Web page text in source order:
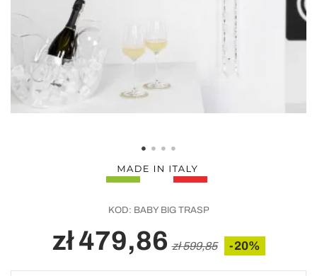
KOD: BABY BIG TRASP
zł 479,86 zł 599,85 -20%